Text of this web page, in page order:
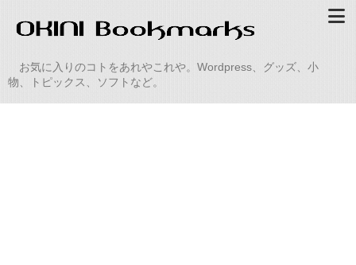
お気に入りのコトをあれやこれや。Wordpress、グッズ、小
物、トピックス、ソフトなど。